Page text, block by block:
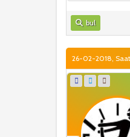
bul
26-02-2018,